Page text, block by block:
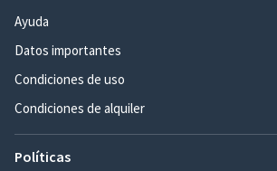
Ayuda
Datos importantes
Condiciones de uso
Condiciones de alquiler
Políticas